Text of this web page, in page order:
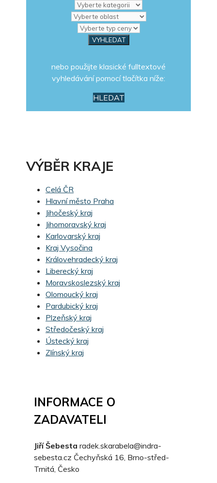
nebo použijte klasické fulltextové
vyhledávání pomocí tlačítka níže:
HLEDAT
VÝBĚR KRAJE
Celá ČR
Hlavní město Praha
Jihočeský kraj
Jihomoravský kraj
Karlovarský kraj
Kraj Vysočina
Královehradecký kraj
Liberecký kraj
Moravskoslezský kraj
Olomoucký kraj
Pardubický kraj
Plzeňský kraj
Středočeský kraj
Ústecký kraj
Zlínský kraj
INFORMACE O
ZADAVATELI
Jiří Šebesta radek.skarabela@indra-
sebesta.cz Čechyňská 16, Brno-střed-
Trnitá, Česko